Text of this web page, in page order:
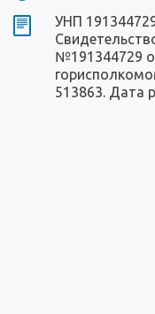
УНП
№191344729
513863. Дата